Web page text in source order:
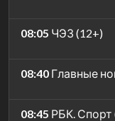
08:05 ЧЭЗ (12+)
08:40 Главные
08:45 РБК. Спорт